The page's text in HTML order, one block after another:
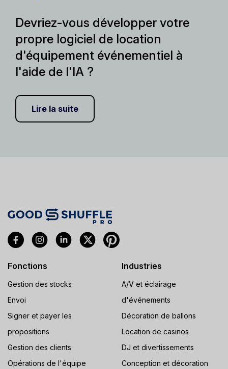
Devriez-vous développer votre
propre logiciel de location
d'équipement événementiel à
l'aide de l'IA ?
Lire la suite
Fonctions
Gestion des stocks
Envoi
Signer et payer les
propositions
Gestion des clients
Opérations de l'équipe
Industries
A/V et éclairage
d'événements
Décoration de ballons
Location de casinos
DJ et divertissements
Conception et décoration